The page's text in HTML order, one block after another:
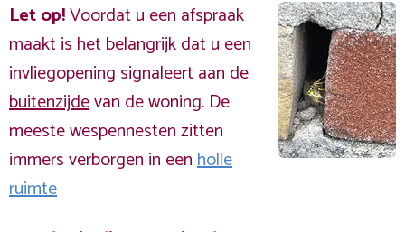
Let op!Voordat u een afspraak
maakt is het belangrijk dat u een
invliegopening signaleert aan de
buitenzijdevan de woning. De
meeste wespennesten zitten
immers verborgen in eenholle
ruimte